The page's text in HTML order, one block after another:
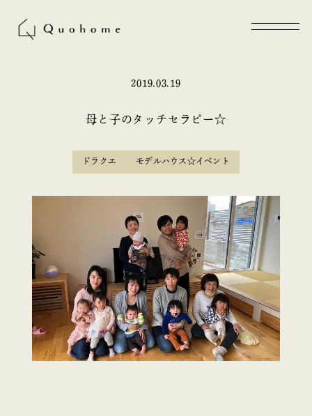
2019.03.19
母と子のタッチセラピー☆
ドラクエ モデルハウス☆イベント